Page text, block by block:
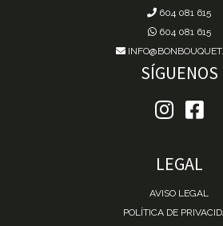
604 081 615
604 081 615
SÍGUENOS
LEGAL
AVISO LEGAL
POLÍTICA DE